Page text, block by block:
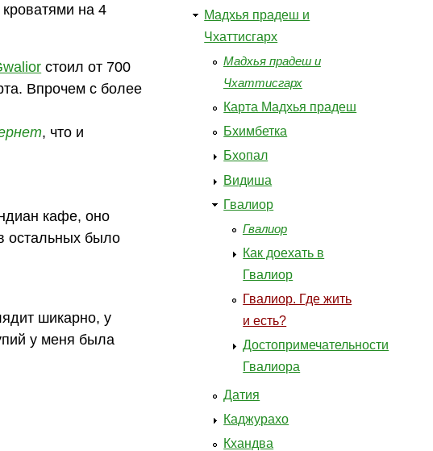
на 4
стоил от 700
Впрочем с более
, что и
кафе, оно
остальных было
шикарно, у
у меня была
Мадхья прадеш и
Чхаттисгарх
Мадхья прадеш и
Чхаттисгарх
Карта Мадхья прадеш
Бхимбетка
Бхопал
Видиша
Гвалиор
Гвалиор
Как доехать в
Гвалиор
Гвалиор. Где жить
и есть?
Достопримечательности
Гвалиора
Датия
Каджурахо
Кхандва